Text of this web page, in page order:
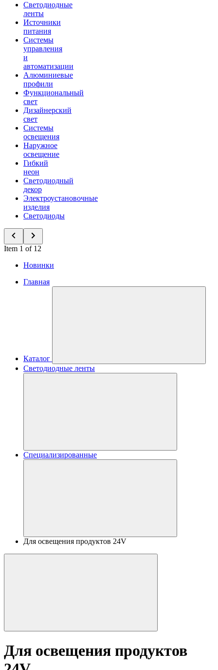
Светодиодные
ленты
Источники
питания
Системы
управления
и
автоматизации
Алюминиевые
профили
Функциональный
свет
Дизайнерский
свет
Системы
освещения
Наружное
освещение
Гибкий
неон
Светодиодный
декор
Электроустановочные
изделия
Светодиоды
Item 1 of 12
Новинки
Главная
Каталог
Светодиодные ленты
Специализированные
Для освещения продуктов 24V
Для освещения продуктов